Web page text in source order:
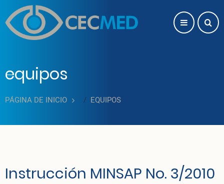
Pasar al contenido principal
equipos
PÁGINA DE INICIO EQUIPOS
Instrucción MINSAP No. 3/2010